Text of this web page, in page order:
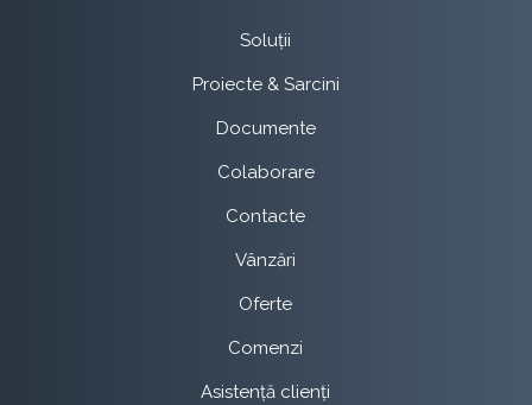
Soluții
Proiecte & Sarcini
Documente
Colaborare
Contacte
Vânzări
Oferte
Comenzi
Asistență clienți